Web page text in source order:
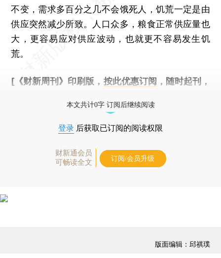
不变，需求多百分之几不会饿死人，饥荒一定是由
供应突然减少所致。人口众多，粮食正常供应量也
大，更容易应对供应波动，也就更不容易发生饥
荒。
[《财新周刊》印刷版， 按此优惠订阅 ，随时起刊，
本文共计0字 订阅后继续阅读
登录 后获取已订阅的阅读权限
财新通会员
可畅读全文
订阅/会员升级
版面编辑：邱祺璞